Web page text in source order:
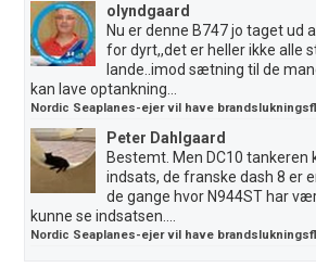
olyndgaard
Nu er denne B747 jo taget ud
for dyrt,,det er heller ikke alle
lande..imod sætning til de
kan lave optankning...
Nordic Seaplanes-ejer vil have
Peter Dahlgaard
Bestemt. Men DC10 tankeren
indsats, de franske dash 8 er
de gange hvor N944ST har
kunne se indsatsen....
Nordic Seaplanes-ejer vil have